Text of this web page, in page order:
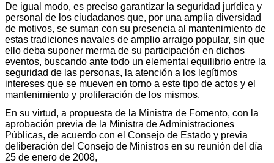
De igual modo, es preciso garantizar la seguridad jurídica y
personal de los ciudadanos que, por una amplia diversidad
de motivos, se suman con su presencia al mantenimiento de
estas tradiciones navales de amplio arraigo popular, sin que
ello deba suponer merma de su participación en dichos
eventos, buscando ante todo un elemental equilibrio entre la
seguridad de las personas, la atención a los legítimos
intereses que se mueven en torno a este tipo de actos y el
mantenimiento y proliferación de los mismos.
En su virtud, a propuesta de la Ministra de Fomento, con la
aprobación previa de la Ministra de Administraciones
Públicas, de acuerdo con el Consejo de Estado y previa
deliberación del Consejo de Ministros en su reunión del día
25 de enero de 2008,